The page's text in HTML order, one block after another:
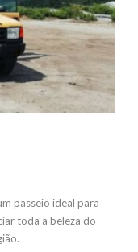
passeio ideal para
toda a beleza do